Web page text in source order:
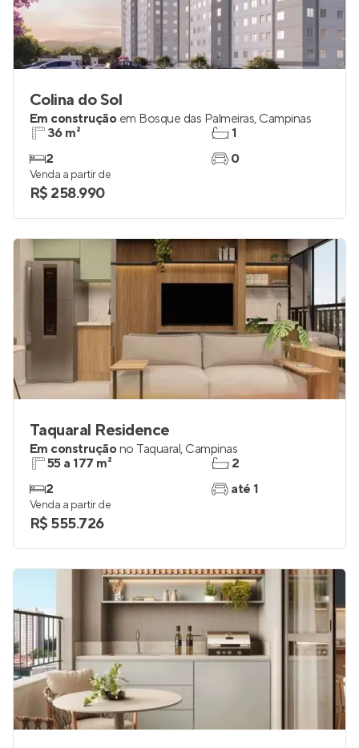
Colina do Sol
Em construção em Bosque das Palmeiras, Campinas
36 m²
2
1
0
Venda a partir de
R$ 258.990
Taquaral Residence
Em construçãono Taquaral, Campinas
55 a 177 m²
2
2
até 1
Venda a partir de
R$ 555.726